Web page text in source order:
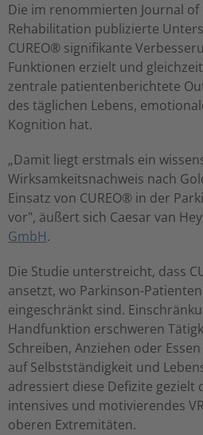
Die im renommierten Journal
Rehabilitation publizierte
CUREO® signifikante
Funktionen erzielt und
zentrale patientenberichtete
des täglichen Lebens,
Kognition hat.
„Damit liegt erstmals ein
Wirksamkeitsnachweis nach
Einsatz von CUREO® in der
vor", äußert sich Caesar van
GmbH.
Die Studie unterstreicht, dass
ansetzt, wo Parkinson-
eingeschränkt sind.
Handfunktion erschweren
Schreiben, Anziehen oder
auf Selbstständigkeit und
adressiert diese Defizite
intensives und motivierendes
oberen Extremitäten.